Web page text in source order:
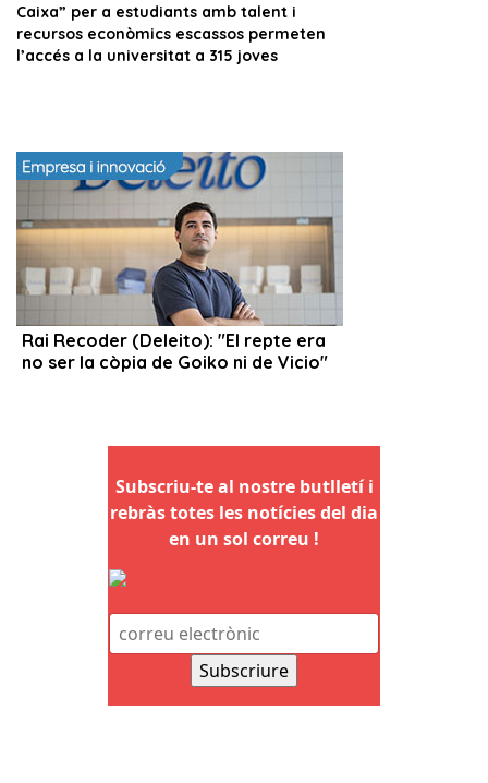
Subscriu-te al nostre butlletí i
rebràs totes les notícies del dia
en un sol correu !